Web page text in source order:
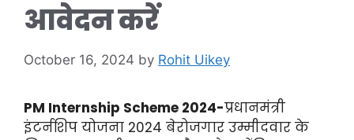
आवेदन करें
October 16, 2024 by Rohit Uikey
PM Internship Scheme 2024-प्रधानमंत्री
इंटर्नशिप योजना 2024 बेरोजगार उम्मीदवार के